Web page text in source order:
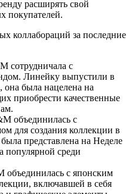
расширять свой
покупателей.
коллабораций за последние
сотрудничала с
Линейку выпустили в
она была нацелена на
приобрести качественные
объединилась с
для создания коллекции в
представлена на Неделе
среди
с японским
включавшей в себя